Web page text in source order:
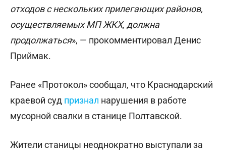
отходов с нескольких прилегающих районов,
осуществляемых МП ЖКХ, должна
продолжаться», — прокомментировал Денис
Приймак.
Ранее «Протокол» сообщал, что Краснодарский
краевой суд признал нарушения в работе
мусорной свалки в станице Полтавской.
Жители станицы неоднократно выступали за